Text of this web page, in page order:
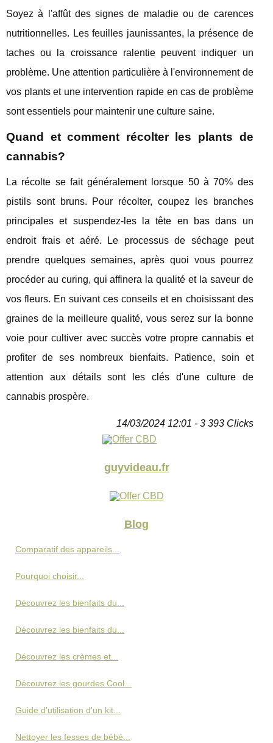
Soyez à l'affût des signes de maladie ou de carences
nutritionnelles. Les feuilles jaunissantes, la présence de
taches ou la croissance ralentie peuvent indiquer un
problème. Une attention particulière à l'environnement de
vos plants et une intervention rapide en cas de problème
sont essentiels pour maintenir une culture saine.
Quand et comment récolter les plants de
cannabis?
La récolte se fait généralement lorsque 50 à 70% des
pistils sont bruns. Pour récolter, coupez les branches
principales et suspendez-les la tête en bas dans un
endroit frais et aéré. Le processus de séchage peut
prendre quelques semaines, après quoi vous pourrez
procéder au curing, qui affinera la qualité et la saveur de
vos fleurs. En suivant ces conseils et en choisissant des
graines de la meilleure qualité, vous serez sur la bonne
voie pour cultiver avec succès votre propre cannabis et
profiter de ses nombreux bienfaits. Patience, soin et
attention aux détails sont les clés d'une culture de
cannabis prospère.
14/03/2024 12:01 - 3 393 Clicks
guyvideau.fr
Blog
Comparatif des appareils...
Pourquoi choisir...
Découvrez les bienfaits du...
Découvrez les bienfaits du...
Découvrez les crèmes et...
Découvrez les gourdes Cool...
Guide d'utilisation d'un kit...
Nettoyer les fesses de bébé...